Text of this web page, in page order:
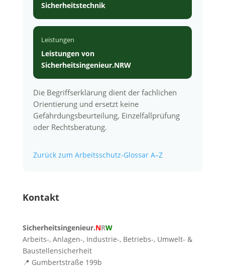
Sicherheitstechnik
Leistungen
Leistungen von
Sicherheitsingenieur.NRW
Die Begriffserklärung dient der fachlichen
Orientierung und ersetzt keine
Gefährdungsbeurteilung, Einzelfallprüfung
oder Rechtsberatung.
Zurück zum Arbeitsschutz-Glossar A–Z
Kontakt
Sicherheitsingenieur.NRW
Arbeits-, Anlagen-, Industrie-, Betriebs-, Umwelt- &
Baustellensicherheit
📍 Gumbertstraße 199b